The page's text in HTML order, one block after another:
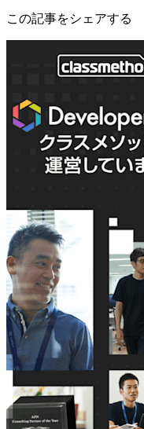
この記事をシェアする